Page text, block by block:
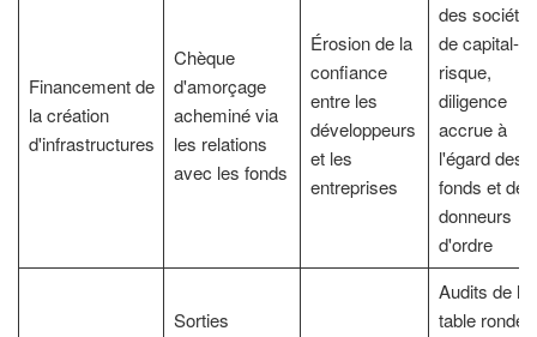
Financement de
la création
d'infrastructures
Chèque
d'amorçage
acheminé via
les relations
avec les fonds
Érosion de la
confiance
entre les
développeurs
et les
entreprises
des sociétés
de capital-
risque,
diligence
accrue à
l'égard des
fonds et des
donneurs
d'ordre
Sorties
Audits de la
table ronde,